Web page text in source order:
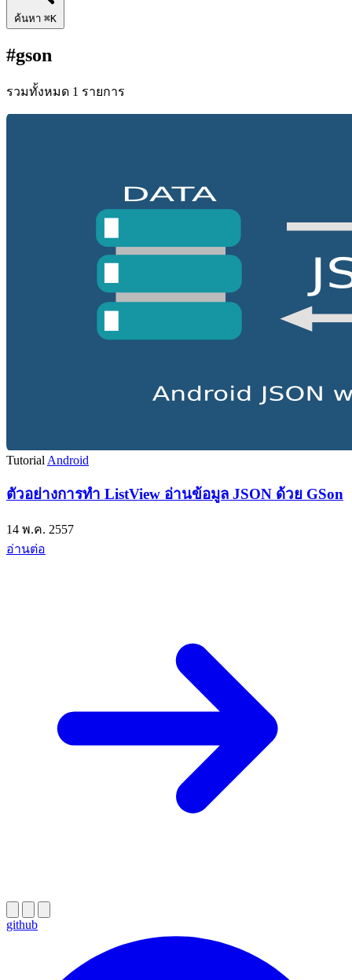
ค้นหา ⌘K
#gson
รวมทั้งหมด 1 รายการ
Tutorial Android
ตัวอย่างการทำ ListView อ่านข้อมูล JSON ด้วย GSon
14 พ.ค. 2557
อ่านต่อ
github